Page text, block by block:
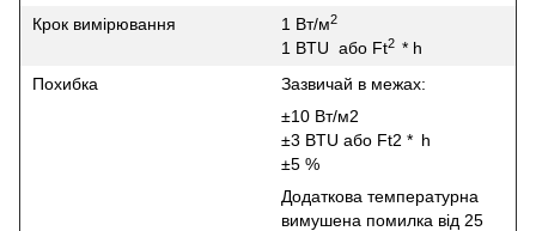
Крок вимірювання
1 Вт/м2
1 BTU або Ft2 * h
Похибка
Зазвичай в межах:
±10 Вт/м2
±3 BTU або Ft2 * h
±5 %
Додаткова температурна
вимушена помилка від 25